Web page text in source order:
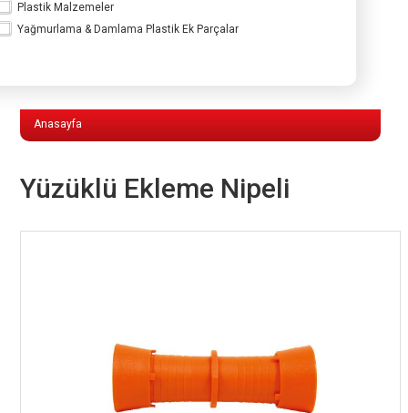
Plastik Malzemeler
Yağmurlama & Damlama Plastik Ek Parçalar
Anasayfa
Yüzüklü Ekleme Nipeli